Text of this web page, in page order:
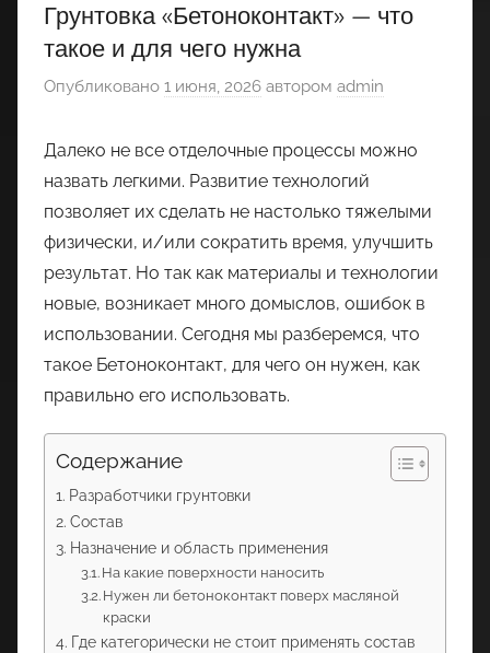
Грунтовка «Бетоноконтакт» — что
такое и для чего нужна
Опубликовано 1 июня, 2026 автором admin
Далеко не все отделочные процессы можно
назвать легкими. Развитие технологий
позволяет их сделать не настолько тяжелыми
физически, и/или сократить время, улучшить
результат. Но так как материалы и технологии
новые, возникает много домыслов, ошибок в
использовании. Сегодня мы разберемся, что
такое Бетоноконтакт, для чего он нужен, как
правильно его использовать.
Содержание
Разработчики грунтовки
Состав
Назначение и область применения
На какие поверхности наносить
Нужен ли бетоноконтакт поверх масляной
краски
Где категорически не стоит применять состав